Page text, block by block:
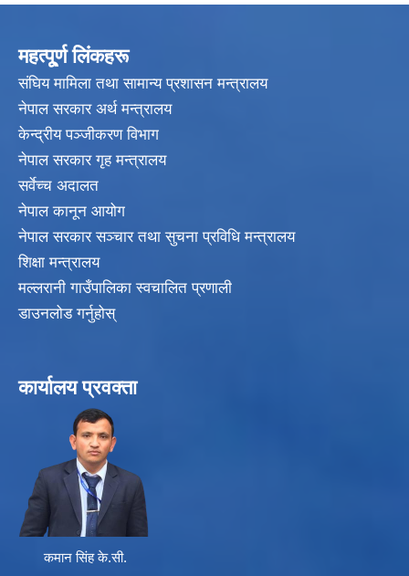
महत्पू्र्ण लिंकहरू
संघिय मामिला तथा सामान्य प्रशासन मन्त्रालय
नेपाल सरकार अर्थ मन्त्रालय
केन्द्रीय पञ्जीकरण विभाग
नेपाल सरकार गृह मन्त्रालय
सर्वेच्च अदालत
नेपाल कानून आयोग
नेपाल सरकार सञ्चार तथा सुचना प्रविधि मन्त्रालय
शिक्षा मन्त्रालय
मल्लरानी गाउँपालिका स्वचालित प्रणाली
डाउनलोड गर्नुहोस्
कार्यालय प्रवक्ता
कमान सिंह के.सी.